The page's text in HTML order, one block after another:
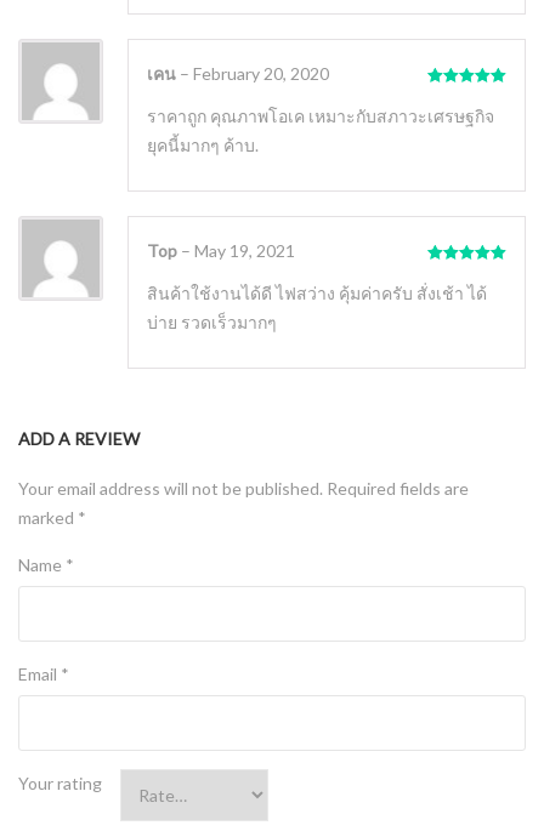
of 5
เคน – February 20, 2020
ราคาถูก คุณภาพโอเค เหมาะกับสภาวะเศรษฐกิจ
ยุคนี้มากๆ ค้าบ.
of 5
Top – May 19, 2021
สินค้าใช้งานได้ดี ไฟสว่าง คุ้มค่าครับ สั่งเช้า ได้
บ่าย รวดเร็วมากๆ
ADD A REVIEW
Your email address will not be published. Required fields are
marked *
Name *
Email *
Your rating